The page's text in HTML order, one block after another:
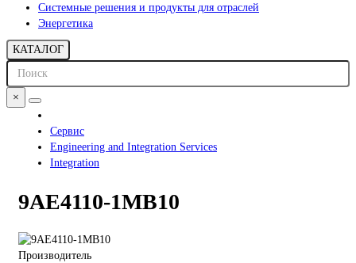
Системные решения и продукты для отраслей
Энергетика
КАТАЛОГ
×
Сервис
Engineering and Integration Services
Integration
9AE4110-1MB10
Производитель